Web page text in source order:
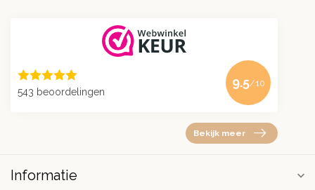
543 beoordelingen
9.5/10
Bekijk meer
Informatie